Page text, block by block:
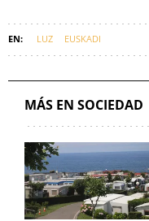
LUZ EUSKADI
MÁS EN SOCIEDAD